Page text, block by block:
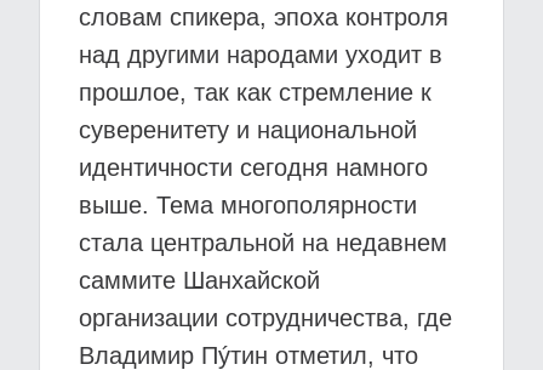
словам спикера, эпоха контроля
над другими народами уходит в
прошлое, так как стремление к
суверенитету и национальной
идентичности сегодня намного
выше. Тема многополярности
стала центральной на недавнем
саммите Шанхайской
организации сотрудничества, где
Владимир Пýтин отметил, что